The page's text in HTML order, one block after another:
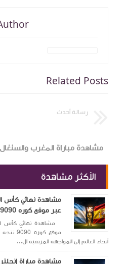
Related Posts
رسالة أحدث
الأكثر مشاهدة
مشاهدة نهائي كأس
عبر موقع كوره 9090
مشاهدة نهائي كأس
موقع
أنحاء العالم إلى المواجهة المرتقبة ال...
مشاهدة مباراة